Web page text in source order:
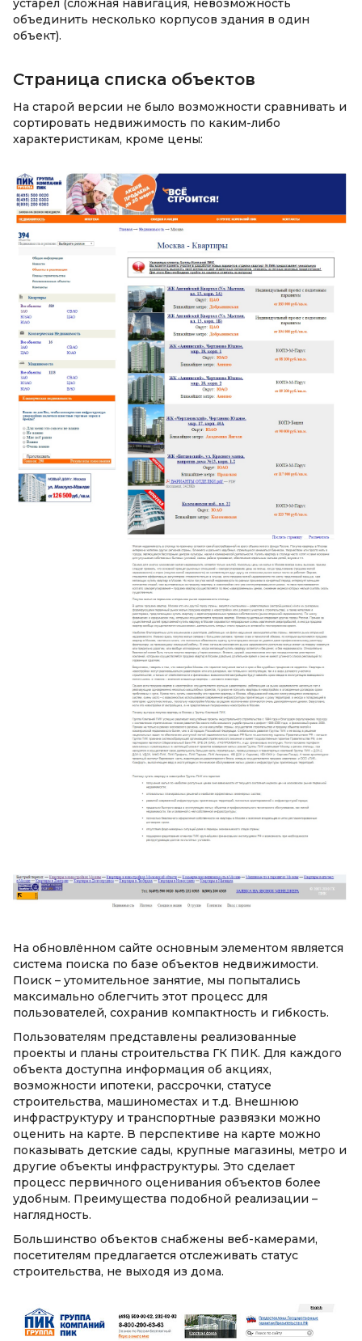
устарел (сложная навигация, невозможность
объединить несколько корпусов здания в один
объект).
Страница списка объектов
На старой версии не было возможности сравнивать и
сортировать недвижимость по каким-либо
характеристикам, кроме цены:
На обновлённом сайте основным элементом является
система поиска по базе объектов недвижимости.
Поиск – утомительное занятие, мы попытались
максимально облегчить этот процесс для
пользователей, сохранив компактность и гибкость.
Пользователям представлены реализованные
проекты и планы строительства ГК ПИК. Для каждого
объекта доступна информация об акциях,
возможности ипотеки, рассрочки, статусе
строительства, машиноместах и т.д. Внешнюю
инфраструктуру и транспортные развязки можно
оценить на карте. В перспективе на карте можно
показывать детские сады, крупные магазины, метро и
другие объекты инфраструктуры. Это сделает
процесс первичного оценивания объектов более
удобным. Преимущества подобной реализации –
наглядность.
Большинство объектов снабжены веб-камерами,
посетителям предлагается отслеживать статус
строительства, не выходя из дома.